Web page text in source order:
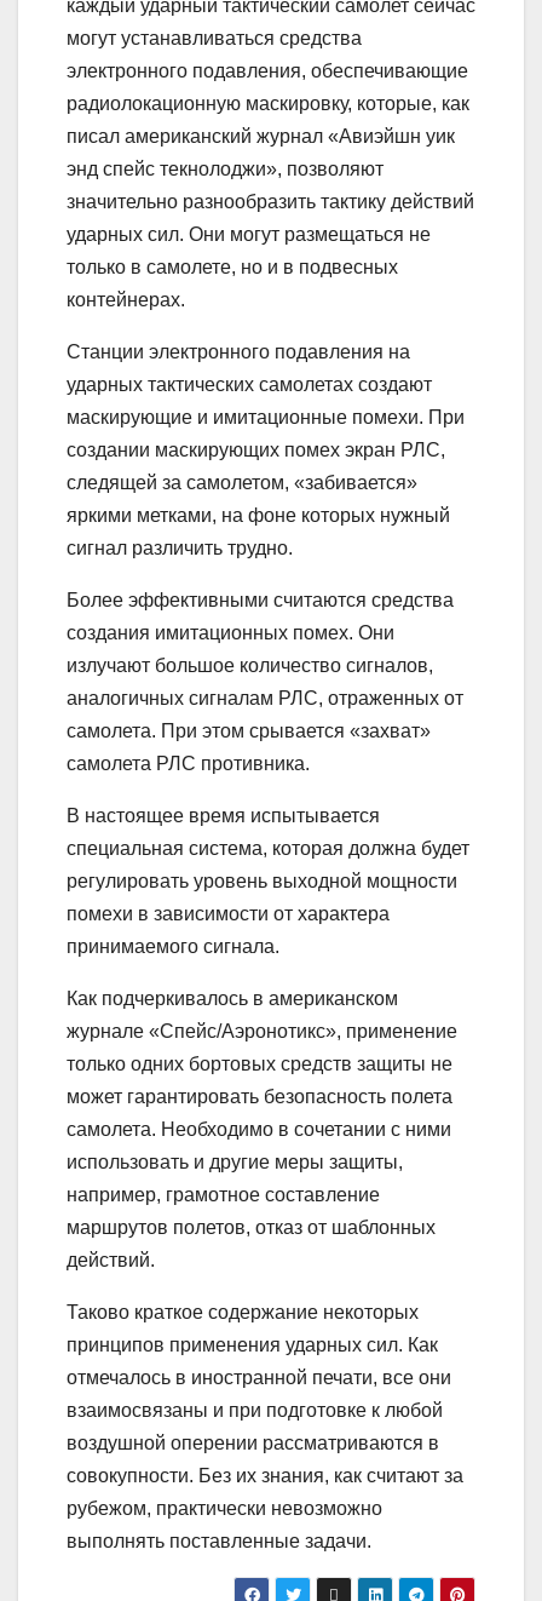
каждый ударный тактический самолет сейчас
могут устанавливаться средства
электронного подавления, обеспечивающие
радиолокационную маскировку, которые, как
писал американский журнал «Авиэйшн уик
энд спейс текнолоджи», позволяют
значительно разнообразить тактику действий
ударных сил. Они могут размещаться не
только в самолете, но и в подвесных
контейнерах.
Станции электронного подавления на
ударных тактических самолетах создают
маскирующие и имитационные помехи. При
создании маскирующих помех экран РЛС,
следящей за самолетом, «забивается»
яркими метками, на фоне которых нужный
сигнал различить трудно.
Более эффективными считаются средства
создания имитационных помех. Они
излучают большое количество сигналов,
аналогичных сигналам РЛС, отраженных от
самолета. При этом срывается «захват»
самолета РЛС противника.
В настоящее время испытывается
специальная система, которая должна будет
регулировать уровень выходной мощности
помехи в зависимости от характера
принимаемого сигнала.
Как подчеркивалось в американском
журнале «Спейс/Аэронотикс», применение
только одних бортовых средств защиты не
может гарантировать безопасность полета
самолета. Необходимо в сочетании с ними
использовать и другие меры защиты,
например, грамотное составление
маршрутов полетов, отказ от шаблонных
действий.
Таково краткое содержание некоторых
принципов применения ударных сил. Как
отмечалось в иностранной печати, все они
взаимосвязаны и при подготовке к любой
воздушной оперении рассматриваются в
совокупности. Без их знания, как считают за
рубежом, практически невозможно
выполнять поставленные задачи.